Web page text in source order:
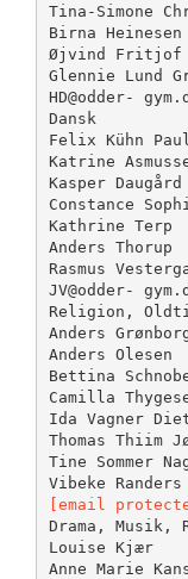
Tina-Simone
Birna Heinesen
Øjvind Fritjof
Glennie Lund
HD@odder-
Dansk
Felix Kühn
Katrine
Kasper Daugård
Constance
Kathrine Terp
Anders Thorup
Rasmus
JV@odder-
Religion,
Anders
Anders Olesen
Bettina
Camilla
Ida Vagner
Thomas Thiim
Tine Sommer
[email
Drama, Musik,
Louise Kjær
Anne Marie